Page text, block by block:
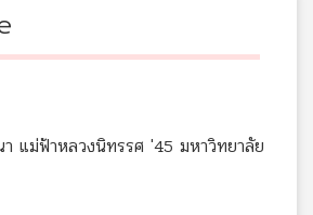
แม่ฟ้าหลวงนิทรรศ '45 มหาวิทยาลัย